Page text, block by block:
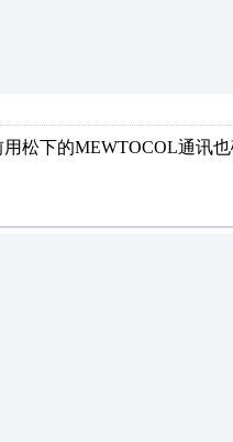
松下的MEWTOCOL通讯